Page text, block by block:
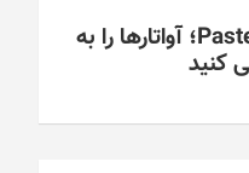
بازی/ Pastel Friends؛ آواتارها را به
کنید